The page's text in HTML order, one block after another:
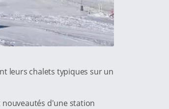
leurs chalets typiques sur un
nouveautés d'une station